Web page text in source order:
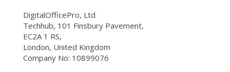
DigitalOfficePro, Ltd
Techhub, 101 Finsbury Pavement,
EC2A 1 RS,
London, United Kingdom
Company No: 10899076